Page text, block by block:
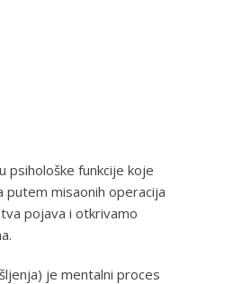
psihološke funkcije koje
putem misaonih operacija
pojava i otkrivamo
je mentalni proces